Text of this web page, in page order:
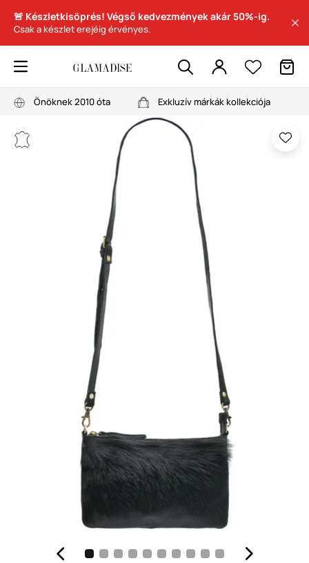
🚨 Készletkisöprés! Végső kedvezmények akár 50%-ig.
Csak a készlet erejéig érvényes.
Önöknek 2010 óta Exkluzív márkák kollekciója